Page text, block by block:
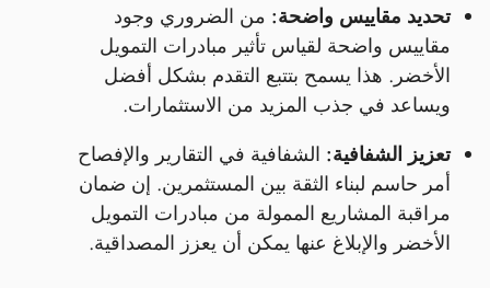
تحديد مقاييس واضحة: من الضروري وجود
مقاييس واضحة لقياس تأثير مبادرات التمويل
الأخضر. هذا يسمح بتتبع التقدم بشكل أفضل
ويساعد في جذب المزيد من الاستثمارات.
تعزيز الشفافية: الشفافية في التقارير والإفصاح
أمر حاسم لبناء الثقة بين المستثمرين. إن ضمان
مراقبة المشاريع الممولة من مبادرات التمويل
الأخضر والإبلاغ عنها يمكن أن يعزز المصداقية.